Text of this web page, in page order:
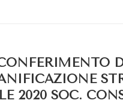
2020 SOC.